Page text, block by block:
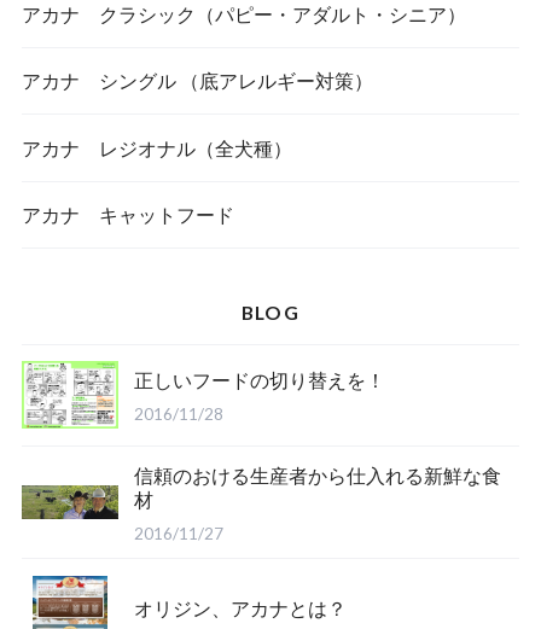
アカナ クラシック（パピー・アダルト・シニア）
アカナ シングル （底アレルギー対策）
アカナ レジオナル（全犬種）
アカナ キャットフード
BLOG
正しいフードの切り替えを！
2016/11/28
信頼のおける生産者から仕入れる新鮮な食
材
2016/11/27
オリジン、アカナとは？